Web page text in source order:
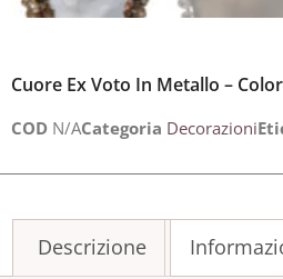
Cuore Ex Voto In Metallo –
COD N/ACategoria Decorazioni
Descrizione